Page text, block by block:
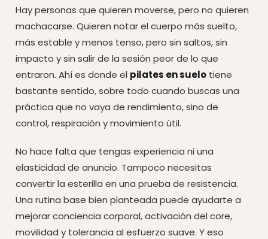
Hay personas que quieren moverse, pero no quieren
machacarse. Quieren notar el cuerpo más suelto,
más estable y menos tenso, pero sin saltos, sin
impacto y sin salir de la sesión peor de lo que
entraron. Ahí es donde el pilates en suelo tiene
bastante sentido, sobre todo cuando buscas una
práctica que no vaya de rendimiento, sino de
control, respiración y movimiento útil.
No hace falta que tengas experiencia ni una
elasticidad de anuncio. Tampoco necesitas
convertir la esterilla en una prueba de resistencia.
Una rutina base bien planteada puede ayudarte a
mejorar conciencia corporal, activación del core,
movilidad y tolerancia al esfuerzo suave. Y eso